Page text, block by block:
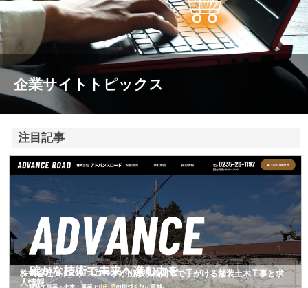
企業サイトトピックス
注目記事
株式会社アドバンスロードが山形県鶴岡市で手がける舗装土木工事と求
人情報